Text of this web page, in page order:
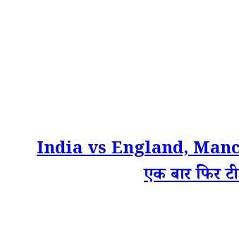
India vs England,
एक बार फिर